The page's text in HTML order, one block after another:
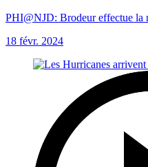
PHI@NJD: Brodeur effectue la
18 févr. 2024